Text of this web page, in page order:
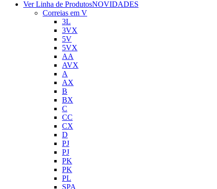
Ver Linha de ProdutosNOVIDADES
Correias em V
3L
3VX
5V
5VX
AA
AVX
A
AX
B
BX
C
CC
CX
D
PJ
PJ
PK
PK
PL
SPA